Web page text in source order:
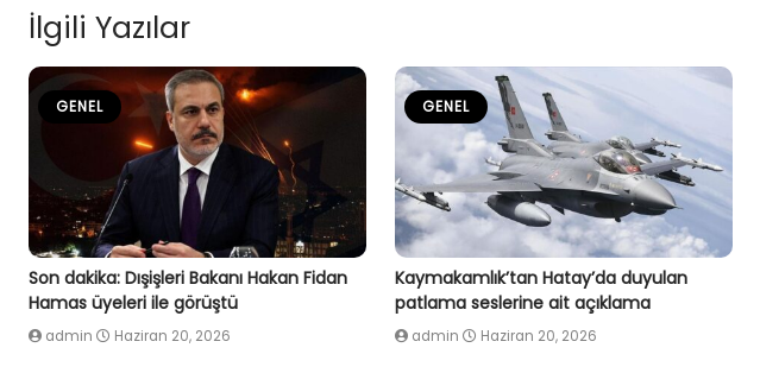
İlgili Yazılar
GENEL
Son dakika: Dışişleri Bakanı Hakan Fidan
Hamas üyeleri ile görüştü
admin Haziran 20, 2026
GENEL
Kaymakamlık’tan Hatay’da duyulan
patlama seslerine ait açıklama
admin Haziran 20, 2026